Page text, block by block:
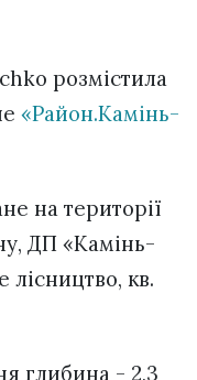
розмістила
«Район.Камінь-
на території
ДП «Камінь-
кв.
глибина - 2,3